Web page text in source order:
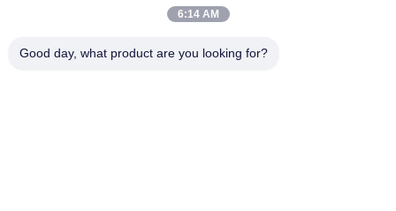
L'anti freddo del connettore della metropolitana della magra di
elettricità statica ha saldato 2.0mm che la parete per monta
6:14 AM
Good day, what product are you looking for?